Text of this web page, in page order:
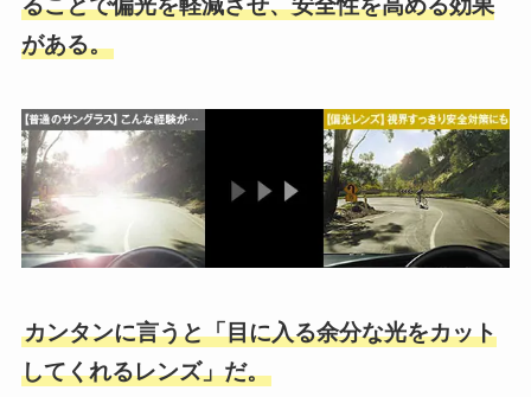
ることで偏光を軽減させ、安全性を高める効果
がある。
カンタンに言うと「目に入る余分な光をカット
してくれるレンズ」だ。